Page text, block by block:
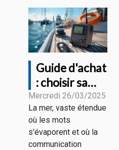
Guide d'achat
: choisir sa
radio VHF
marine en
fonction de
ses besoins
Mercredi 26/03/2025
La mer, vaste étendue
où les mots
s'évaporent et où la
communication